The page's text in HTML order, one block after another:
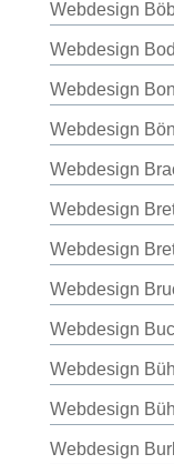
Webdesign
Webdesign
Webdesign
Webdesign
Webdesign
Webdesign
Webdesign
Webdesign
Webdesign
Webdesign Bühl
Webdesign
Webdesign